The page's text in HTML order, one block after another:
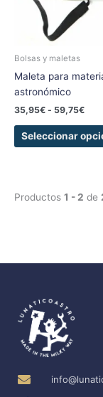
Bolsas y maletas
Maleta para
astronómico
35,95€ - 59,75€
Seleccionar
Productos 1 - 2 de